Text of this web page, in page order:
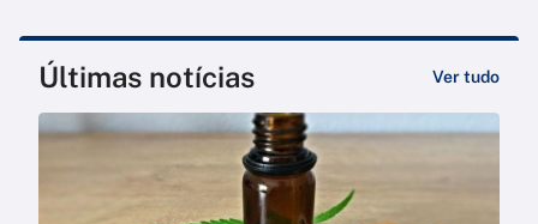
Últimas notícias Ver tudo